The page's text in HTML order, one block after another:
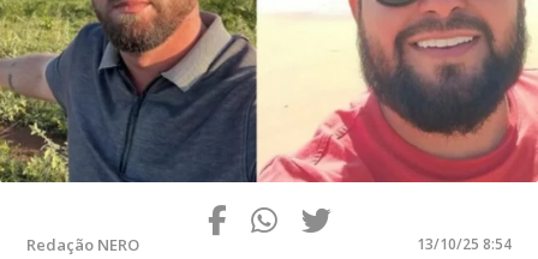
Redação NERO 13/10/25 8:54